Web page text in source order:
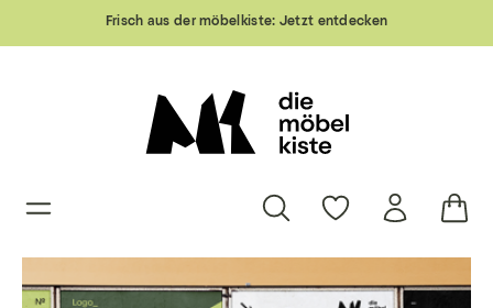
Frisch aus der möbelkiste: Jetzt entdecken